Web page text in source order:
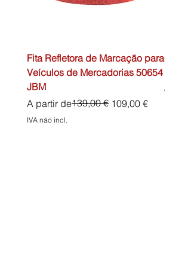
Fita Refletora de Marcação para
Veículos de Mercadorias 50654
JBM
A partir de
Preço normal139,00 € 109,00 €
Preço promocional
IVA não incl.
Preço
45,00 €